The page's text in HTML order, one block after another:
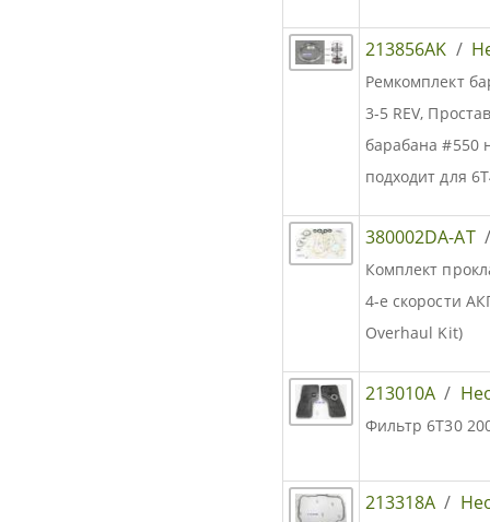
213856AK /
Ремкомплект
3-5 REV,
барабана #550
подходит для
380002DA-AT
Комплект
4-е скорости
Overhaul Kit)
213010A /
Фильтр 6T30
213318A /